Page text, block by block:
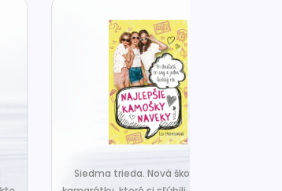
Siedma trieda. Nová škola. A tri